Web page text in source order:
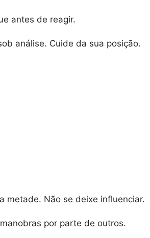
antes de reagir.
análise. Cuide da sua posição.
metade. Não se deixe influenciar.
por parte de outros.